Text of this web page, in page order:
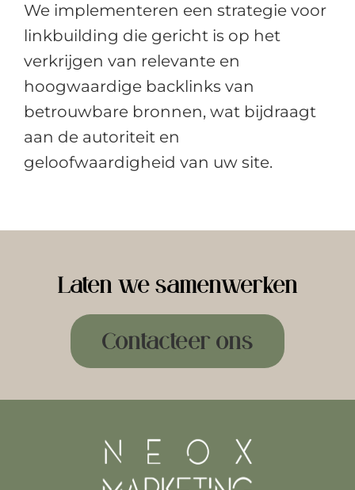
We implementeren een strategie voor
linkbuilding die gericht is op het
verkrijgen van relevante en
hoogwaardige backlinks van
betrouwbare bronnen, wat bijdraagt
aan de autoriteit en
geloofwaardigheid van uw site.
Laten we samenwerken
Contacteer ons